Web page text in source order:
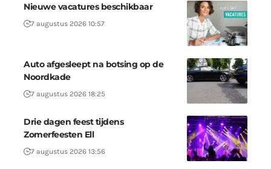
Nieuwe vacatures beschikbaar
7 augustus 2026 10:57
Auto afgesleept na botsing op de
Noordkade
7 augustus 2026 18:25
Drie dagen feest tijdens
Zomerfeesten Ell
7 augustus 2026 13:56